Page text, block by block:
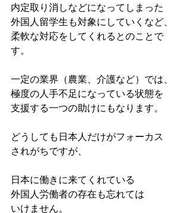
内定取り消しなどになってしまった
外国人留学生も対象にしていくなど、
柔軟な対応をしてくれるとのことで
す。
一定の業界（農業、介護など）では、
極度の人手不足になっている状態を
支援する一つの助けにもなります。
どうしても日本人だけがフォーカス
されがちですが、
日本に働きに来てくれている
外国人労働者の存在も忘れては
いけません。